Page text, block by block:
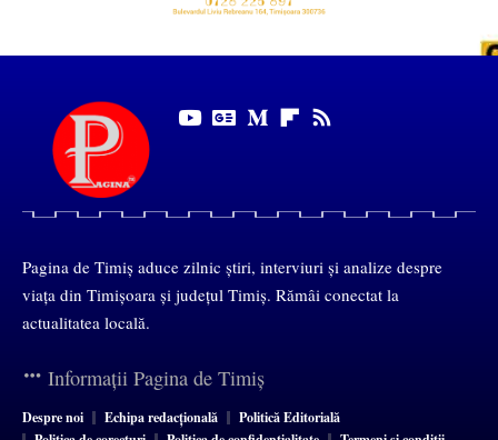
Pagina de Timiș aduce zilnic știri, interviuri și analize despre
viața din Timișoara și județul Timiș. Rămâi conectat la
actualitatea locală.
Informații Pagina de Timiș
Despre noi Echipa redacțională
Politică Editorială